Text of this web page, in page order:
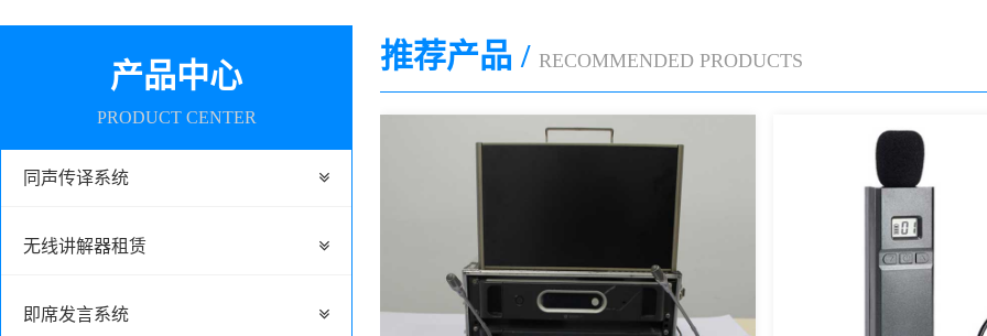
产品中心
PRODUCT CENTER
同声传译系统
无线讲解器租赁
即席发言系统
推荐产品 / RECOMMENDED PRODUCTS